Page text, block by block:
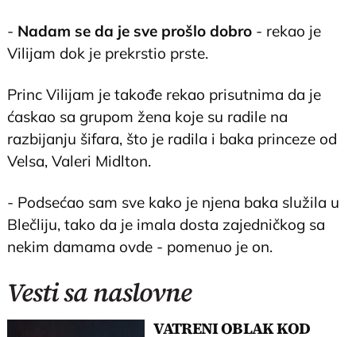
- Nadam se da je sve prošlo dobro - rekao je
Vilijam dok je prekrstio prste.
Princ Vilijam je takođe rekao prisutnima da je
ćaskao sa grupom žena koje su radile na
razbijanju šifara, što je radila i baka princeze od
Velsa, Valeri Midlton.
- Podsećao sam sve kako je njena baka služila u
Blečliju, tako da je imala dosta zajedničkog sa
nekim damama ovde - pomenuo je on.
Vesti sa naslovne
VATRENI OBLAK KOD